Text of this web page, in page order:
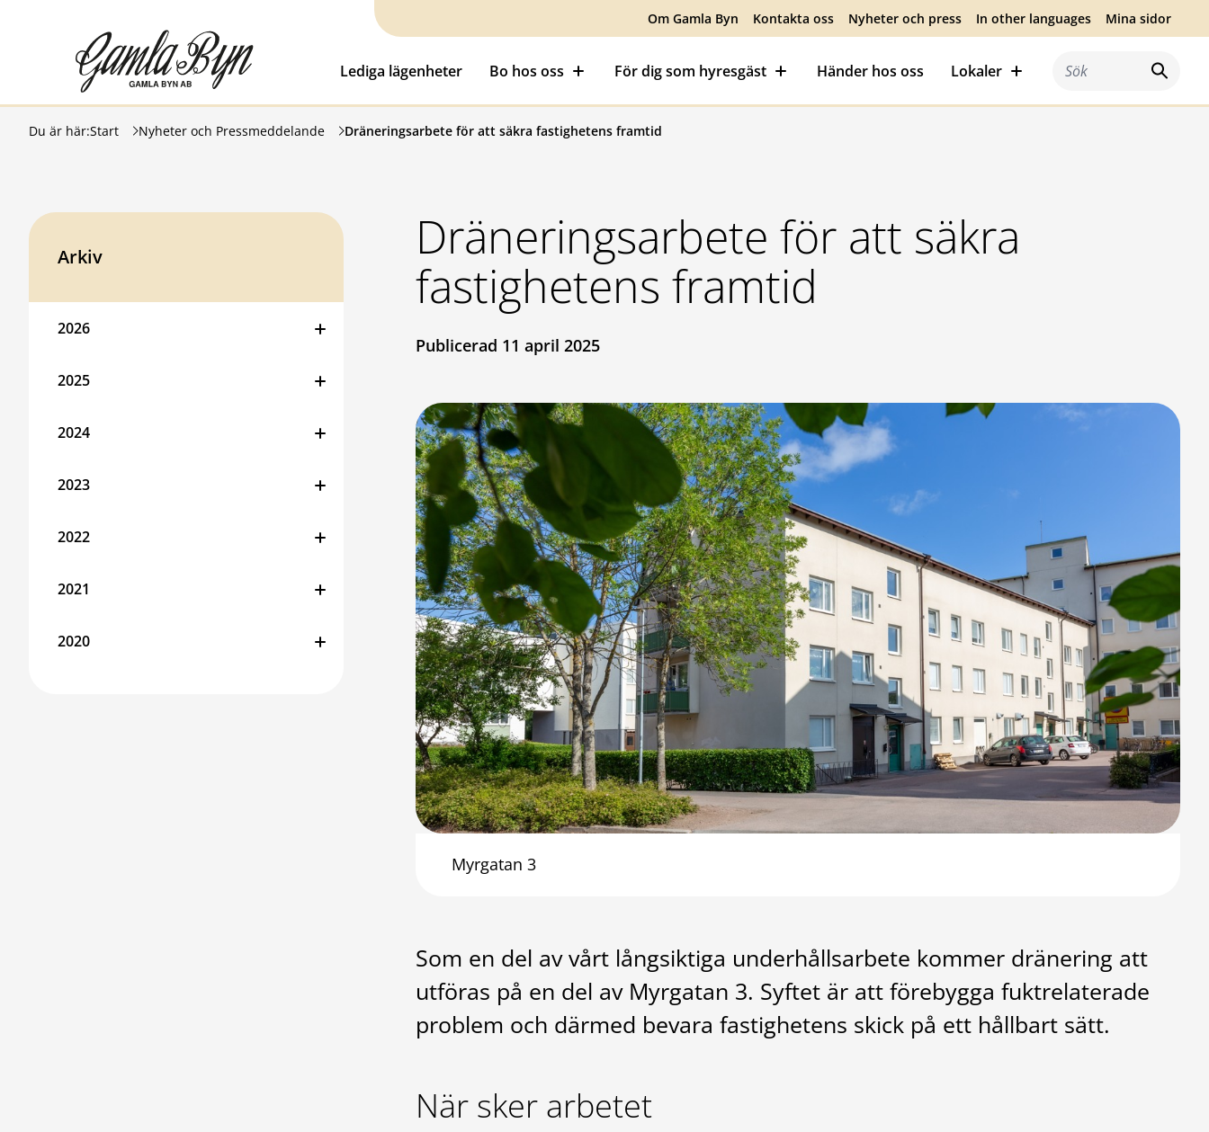
Hoppa till innehåll
Om Gamla Byn Kontakta oss Nyheter och press In other languages Mina sidor
Gamla Byn AB
Lediga lägenheter
Bo hos oss För dig som hyresgäst Händer hos oss Lokaler Sök efter:
Du är här:Start Nyheter och Pressmeddelande Dräneringsarbete för att säkra fastighetens framtid
Arkiv
2026
2025
2024
2023
2022
2021
2020
Dräneringsarbete för att säkra
fastighetens framtid
Publicerad 11 april 2025
Myrgatan 3
Som en del av vårt långsiktiga underhållsarbete kommer dränering att
utföras på en del av Myrgatan 3. Syftet är att förebygga fuktrelaterade
problem och därmed bevara fastighetens skick på ett hållbart sätt.
När sker arbetet